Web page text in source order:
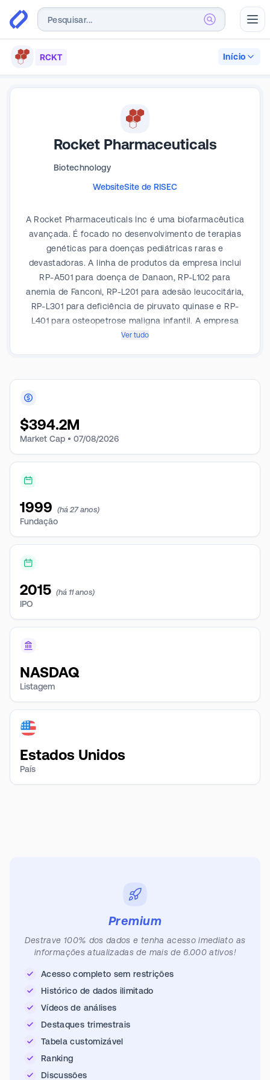
RCKT Início
Rocket Pharmaceuticals
Biotechnology
WebsiteSite de RISEC
A Rocket Pharmaceuticals Inc é uma biofarmacêutica
avançada. É focado no desenvolvimento de terapias
genéticas para doenças pediátricas raras e
devastadoras. A linha de produtos da empresa inclui
RP-A501 para doença de Danaon, RP-L102 para
anemia de Fanconi, RP-L201 para adesão leucocitária,
RP-L301 para deficiência de piruvato quinase e RP-
L401 para osteopetrose maligna infantil. A empresa
tem um segmento relatável relacionado à P&D e à
Ver tudo
$394.2M
Market Cap • 07/08/2026
1999 (há 27 anos)
Fundação
2015 (há 11 anos)
IPO
NASDAQ
Listagem
Estados Unidos
País
Premium
Destrave 100% dos dados e tenha acesso imediato as
informações atualizadas de mais de 6.000 ativos!
Acesso completo sem restrições
Histórico de dados ilimitado
Vídeos de análises
Destaques trimestrais
Tabela customizável
Ranking
Discussões